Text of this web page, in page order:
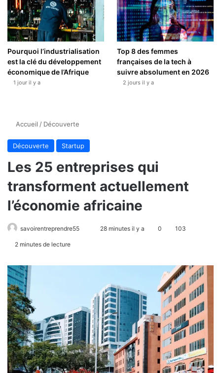
Pourquoi l’industrialisation
est la clé du développement
économique de l’Afrique
1 jour il y a
Top 8 des femmes
françaises de la tech à
suivre absolument en 2026
2 jours il y a